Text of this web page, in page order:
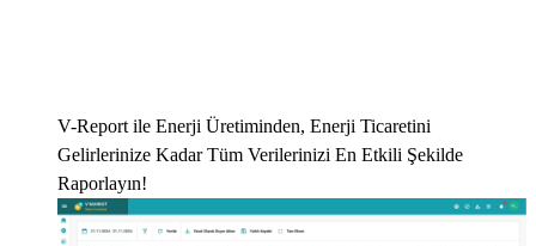
V-Report ile Enerji Üretiminden, Enerji Ticaretini
Gelirlerinize Kadar Tüm Verilerinizi En Etkili Şekilde
Raporlayın!